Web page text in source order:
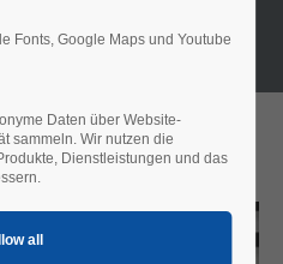
Fonts, Google Maps und Youtube
Daten über Website-
sammeln. Wir nutzen die
Dienstleistungen und das